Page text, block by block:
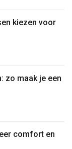
kiezen voor
zo maak je een
comfort en